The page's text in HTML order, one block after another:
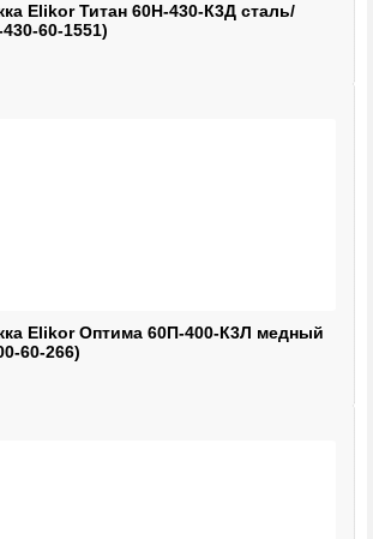
Elikor Титан 60Н-430-К3Д сталь/
60-1551)
Elikor Оптима 60П-400-К3Л медный
60-266)